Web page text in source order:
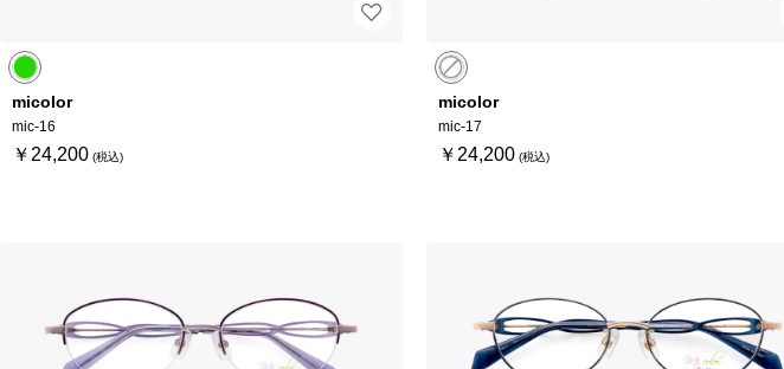
micolor
mic-16
￥24,200
micolor
mic-17
￥24,200